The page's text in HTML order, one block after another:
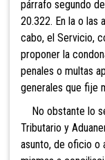
párrafo segundo
20.322. En la o las
cabo, el Servicio,
proponer la
penales o multas
generales que fije
No obstante lo
Tributario y
asunto, de oficio o